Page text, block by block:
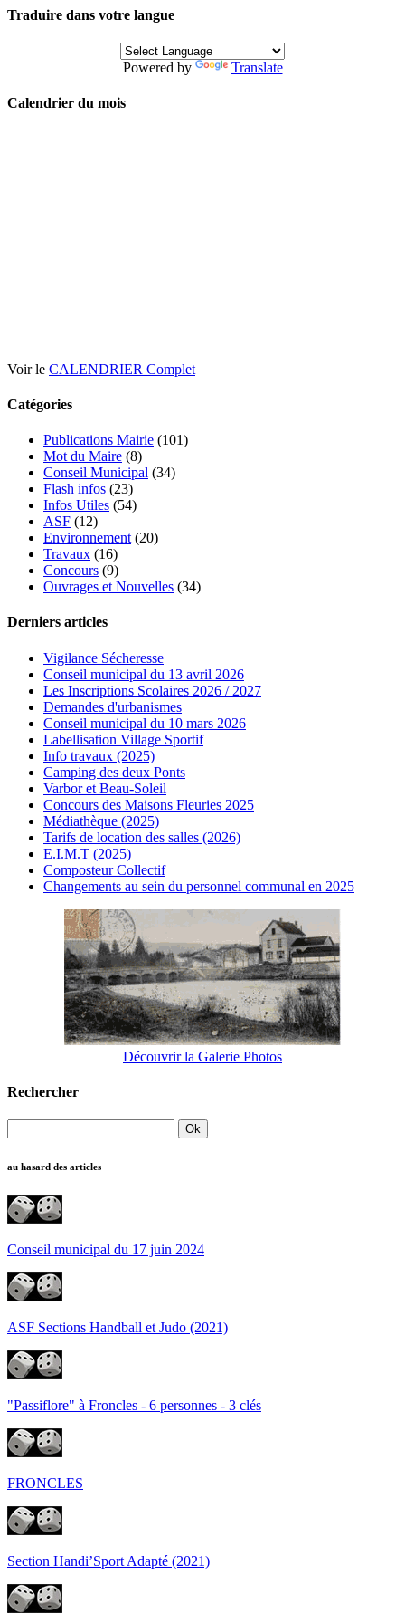
Traduire dans votre langue
Powered by Translate
Calendrier du mois
Voir le CALENDRIER Complet
Catégories
Publications Mairie (101)
Mot du Maire (8)
Conseil Municipal (34)
Flash infos (23)
Infos Utiles (54)
ASF (12)
Environnement (20)
Travaux (16)
Concours (9)
Ouvrages et Nouvelles (34)
Derniers articles
Vigilance Sécheresse
Conseil municipal du 13 avril 2026
Les Inscriptions Scolaires 2026 / 2027
Demandes d'urbanismes
Conseil municipal du 10 mars 2026
Labellisation Village Sportif
Info travaux (2025)
Camping des deux Ponts
Varbor et Beau-Soleil
Concours des Maisons Fleuries 2025
Médiathèque (2025)
Tarifs de location des salles (2026)
E.I.M.T (2025)
Composteur Collectif
Changements au sein du personnel communal en 2025
Découvrir la Galerie Photos
Rechercher
au hasard des articles
Conseil municipal du 17 juin 2024
ASF Sections Handball et Judo (2021)
"Passiflore" à Froncles - 6 personnes - 3 clés
FRONCLES
Section Handi’Sport Adapté (2021)